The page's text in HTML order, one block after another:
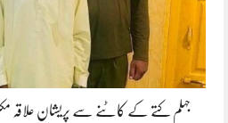
جہلم کتے کے کاٹنے سے پریشان علاقہ